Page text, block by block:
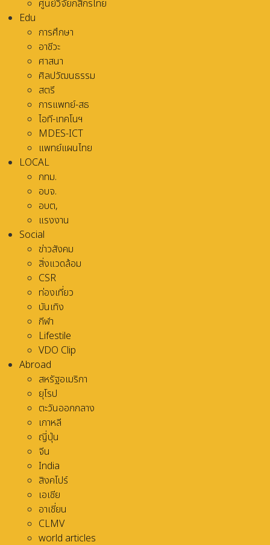
ศูนย์วิจัยกสิกรไทย
Edu
การศึกษา
อาชีวะ
ศาสนา
ศิลปวัฒนธรรม
สตรี
การแพทย์-สธ
ไอที-เทคโนฯ
MDES-ICT
แพทย์แผนไทย
LOCAL
กทม.
อบจ.
อบต,
แรงงาน
Social
ข่าวสังคม
สิ่งแวดล้อม
CSR
ท่องเที่ยว
บันเทิง
กีฬา
Lifestile
VDO Clip
Abroad
สหรัฐอเมริกา
ยุโรป
ตะวันออกกลาง
เกาหลี
ญี่ปุ่น
จีน
India
สิงคโปร์
เอเชีย
อาเชี่ยน
CLMV
world articles